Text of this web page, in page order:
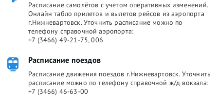
Расписание самолётов с учетом оперативных изменений.
Онлайн табло прилетов и вылетов рейсов из аэропорта
г.Нижневартовск. Уточнить расписание можно по
телефону справочной аэропорта:
+7 (3466) 49-21-75, 006
Расписание поездов
Расписание движения поездов г.Нижневартовск. Уточнить
расписание можно по телефону справочной ж/д вокзала:
+7 (3466) 46-63-00